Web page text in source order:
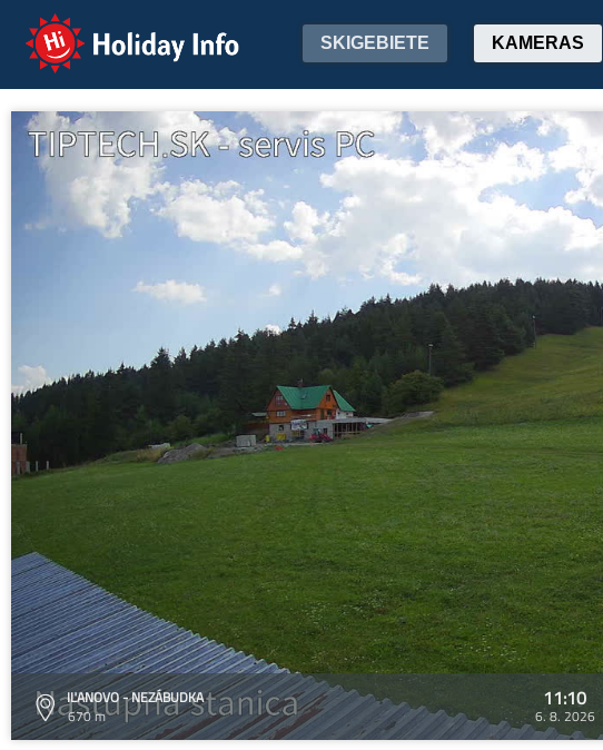
Holiday Info SKIGEBIETE KAMERAS
IĽANOVO - NEZÁBUDKA
670 m
11:10
6. 8. 2026